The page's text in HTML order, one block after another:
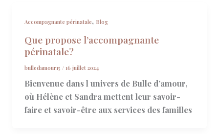
Accompagnante périnatale, Blog
Que propose l’accompagnante
périnatale?
bulledamour15 / 16 juillet 2024
Bienvenue dans l univers de Bulle d’amour,
où Hélène et Sandra mettent leur savoir-
faire et savoir-être aux services des familles